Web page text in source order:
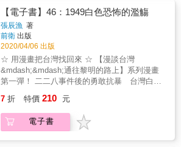
彭孟緝手中，對起義民眾大開殺戒，而集結在
城隍廟前，在趙文邦的帶領之下，組成自衛
隊。 民風保守，自清代起從未發生民變的澎
湖，響應了台灣本島的奮起，趙文邦並號召鄉
紳籌組「青年自治同盟」，卻在演說的當下遭
遇軍隊突襲，好友們被武裝警察開槍射殺、趙
文邦也入獄飽受刑求、等待處決，純樸的澎湖
也與本島面臨相同的「清鄉」命運
&hellip;&hellip; 本書為台灣歷史提供鮮為人知
年代的真實面貌。 「我們在不同的時空與場域
中，看見伯公與姪孫二人的身影交疊，時代不
同但精神無異、英靈不滅而一脈相承，作為凡
三十年之際，香港、印尼、西巴布亞、伊拉
克、厄瓜多等地陸續點燃抗爭之火， 而臺灣也
無法置身事外，用多少犧牲換來的自由，正面
臨前所未見的侵擾與破壞。回頭閱讀鄭南榕的
文章，試圖理解一名出版人如何以自身專業點
燃革命的烈火，再回頭觀看自己，如何捍衛深
愛的一切，完成當年鄭南榕未竟之理念。 本書
特色 1.為新世代編選的「革命出版人鄭南榕」
理念入門書。 2.為仍在奮鬥的鄭南榕戰友們精
心準備的，緬懷Nylon所思所想的文選。 3.全書
由榮獲金曲獎肯定的設計師小子一手包辦：從
封面到內文，融合當代美學語言，以摩登仿古
多學長姐與志同道合的朋友並參與社團，而柯
景耀也與同鄉玩伴陳碧瑛墜入愛河。 3月20
日，柯景耀與黎元君共騎一台單車，被警察攔
下後帶回警局遭到毒打。消息一出後，數百名
學生包圍警局，提出釋放兩人以及五大訴求，
最終警方只釋放了兩人。隔日，一千多名學生
再次走上街頭包圍警局請願，最後警方因人數
壓力向學生道歉，但此次包圍行動已驚動中華
民國政府當局。 4月6號，陳誠命令彭孟緝立即
盤配合政府的謝東閔院長不要干涉逮捕行動，
兩人皆間接成為大逮捕行動的幫兇。 日後，柯
景耀與黎元君在四六事件後分道揚鑣，陳碧瑛
【電子書】46：1949白色恐怖的濫觴
張辰漁 著
前衛 出版
2020/04/06 出版
☆ 用漫畫把台灣找回來 ☆ 【漫談台灣
&mdash;&mdash;通往黎明的路上】系列漫畫
第一彈！ 二二八事件後的勇敢抗暴 台灣白色
的四六事件 ◎關於本書◎ 島嶼吞噬悲傷，土地
掩埋記憶；悲傷不曾存在，記憶只成回憶。 柯
景耀與黎元君在孩童時目睹過二二八時菁英被
7 折 特價 210 元
電子書